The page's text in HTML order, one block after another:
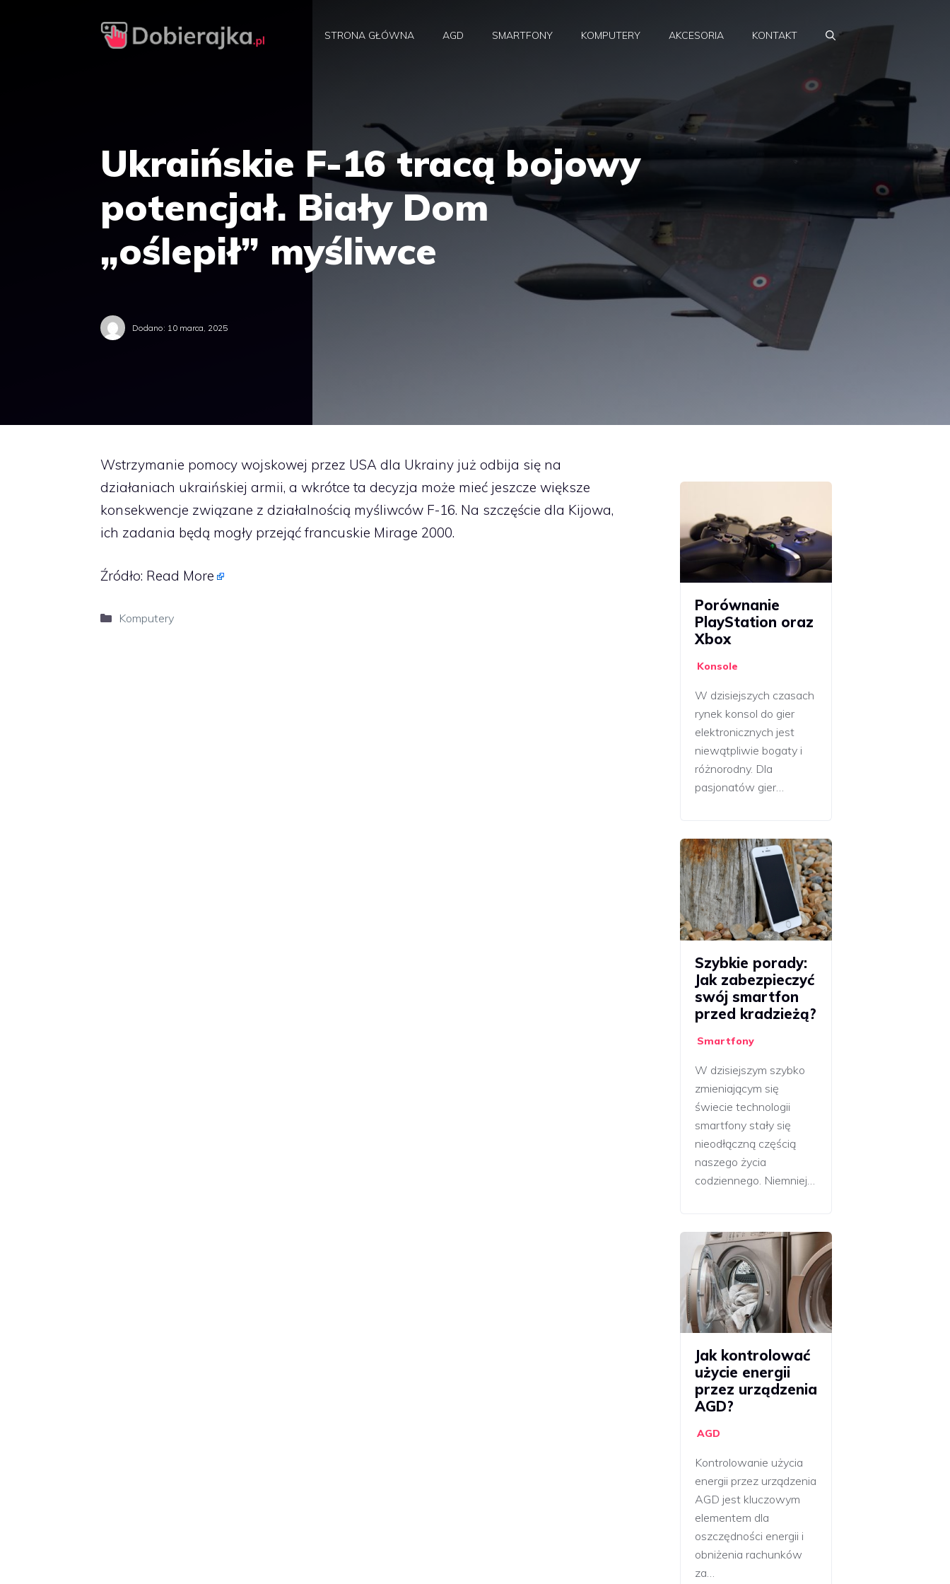
STRONA GŁÓWNA AGD SMARTFONY KOMPUTERY AKCESORIA KONTAKT
Ukraińskie F-16 tracą bojowy
potencjał. Biały Dom
„oślepił” myśliwce
Dodano: 10 marca, 2025
Wstrzymanie pomocy wojskowej przez USA dla Ukrainy już odbija się na
działaniach ukraińskiej armii, a wkrótce ta decyzja może mieć jeszcze większe
konsekwencje związane z działalnością myśliwców F-16. Na szczęście dla Kijowa,
ich zadania będą mogły przejąć francuskie Mirage 2000.
Źródło: Read More
Kategorie
Komputery
Porównanie
PlayStation oraz
Xbox
Konsole
W dzisiejszych czasach
rynek konsol do gier
elektronicznych jest
niewątpliwie bogaty i
różnorodny. Dla
pasjonatów gier…
Szybkie porady:
Jak zabezpieczyć
swój smartfon
przed kradzieżą?
Smartfony
W dzisiejszym szybko
zmieniającym się
świecie technologii
smartfony stały się
nieodłączną częścią
naszego życia
codziennego. Niemniej…
Jak kontrolować
użycie energii
przez urządzenia
AGD?
AGD
Kontrolowanie użycia
energii przez urządzenia
AGD jest kluczowym
elementem dla
oszczędności energii i
obniżenia rachunków
za…